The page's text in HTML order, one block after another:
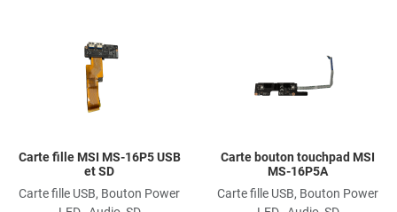
Carte fille MSI MS-16P5 USB
et SD
Carte fille USB, Bouton Power
Carte bouton touchpad MSI
MS-16P5A
Carte fille USB, Bouton Power